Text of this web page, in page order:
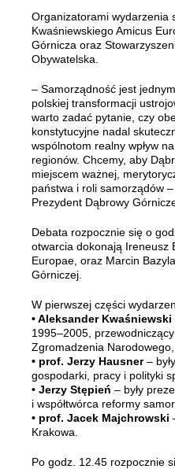
Organizatorami wydarzenia
Kwaśniewskiego Amicus
Górnicza oraz
Obywatelska.
– Samorządność jest
polskiej transformacji
warto zadać pytanie, czy
konstytucyjne nadal
wspólnotom realny wpływ
regionów. Chcemy, aby
miejscem ważnej,
państwa i roli samorządów
Prezydent Dąbrowy
Debata rozpocznie się o
otwarcia dokonają Ireneusz
Europae, oraz Marcin
Górniczej.
W pierwszej części
• Aleksander Kwaśniewski
1995–2005,
Zgromadzenia Narodowego,
• prof. Jerzy Hausner–
gospodarki, pracy i polityki
• Jerzy Stępień – były
i współtwórca reformy
• prof. Jacek Majchrowski
Krakowa.
Po godz. 12.45 rozpocznie